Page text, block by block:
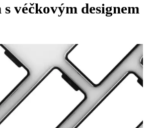
s véčkovým designem